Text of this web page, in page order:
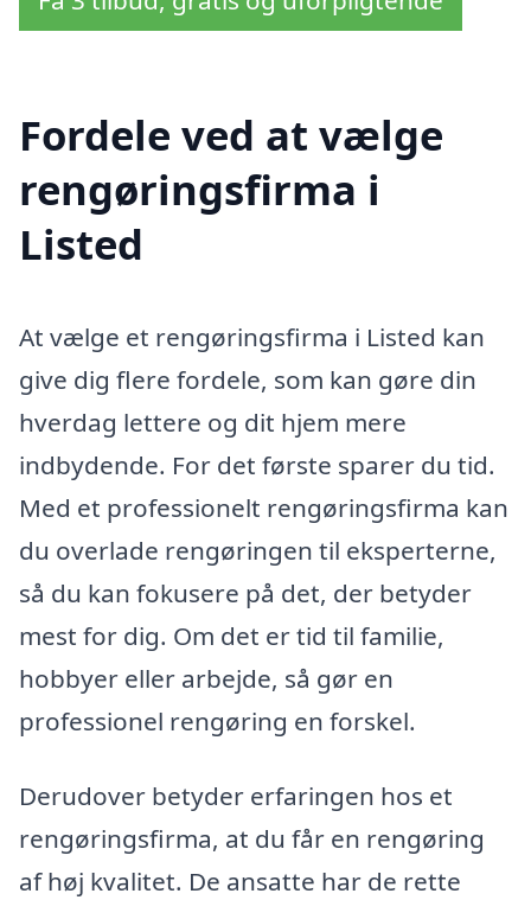
Fordele ved at vælge
rengøringsfirma i
Listed
At vælge et rengøringsfirma i Listed kan
give dig flere fordele, som kan gøre din
hverdag lettere og dit hjem mere
indbydende. For det første sparer du tid.
Med et professionelt rengøringsfirma kan
du overlade rengøringen til eksperterne,
så du kan fokusere på det, der betyder
mest for dig. Om det er tid til familie,
hobbyer eller arbejde, så gør en
professionel rengøring en forskel.
Derudover betyder erfaringen hos et
rengøringsfirma, at du får en rengøring
af høj kvalitet. De ansatte har de rette